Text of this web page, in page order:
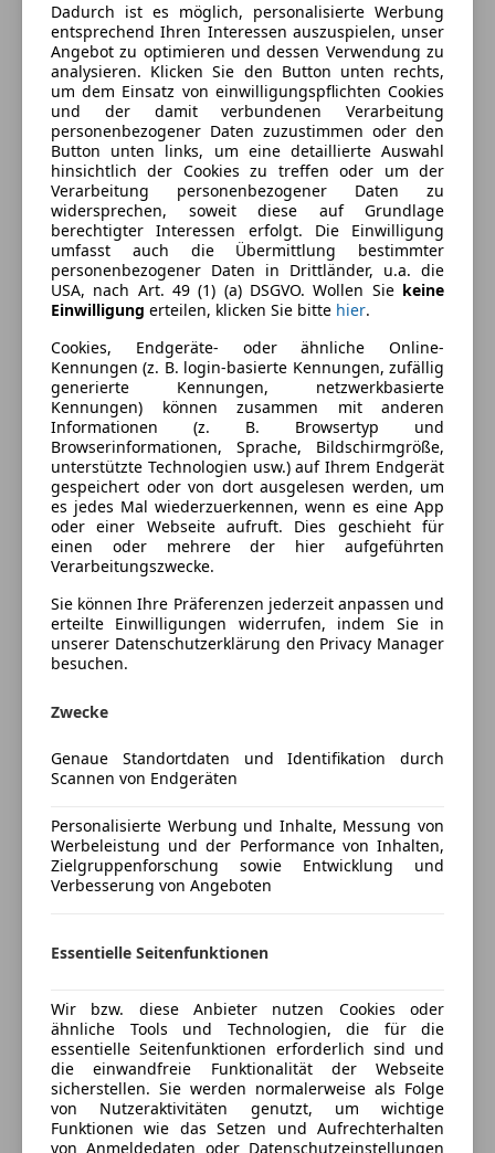
Kraftstoff Benzin
Ausstattung
Komfort
2-Zonen-Klimaautomatik
Beheizbares Lenkrad
Einparkhilfe
Einparkhilfe Sensoren hinten
Einparkhilfe Sensoren vorne
Elektrische Sitze
Lederausstattung
Multifunktionslenkrad
Sitzheizung
Tempomat
Unterhaltung/Media
Apple CarPlay
Bluetooth
Radio
Sicherheit
Alarmanlage
Bi-Xenon Scheinwerfer
Extras
Alufelgen (20")
Sportfahrwerk
Sportpaket
Sportsitze
Mehr anzeigen
Farbe und Innenausstattung
Außenfarbe
Schwarz
Lackierung
Metallic
Farbe der
Innenausstattung
Sonstige
Innenausstattung Vollleder
Fahrzeugbeschreibung
Porsche 718 Boxster PDK | Approved 2027 | 29tkm |
Top Zustand | Sportwagen pur
Preis: 69.718 € VB
Kein Notverkauf.
Andere sind Emotion.
Dieser Porsche 718 Boxster verbindet sportliche
Performance mit zeitloser Eleganz und steht für das,
was Porsche seit Jahrzehnten auszeichnet: präzise
Fahrdynamik, hochwertiges Design und echtes
mit dem perfekt abgestimmten PDK-Getriebe sorgt
für unmittelbare Beschleunigung und maximale
Fahrfreude. Dank Sportmodus und
Sportauspuffanlage wird das Fahrerlebnis nochmals
intensiver – direkter, dynamischer und emotionaler.
Preisbewertung
Kfz-Versicherung
Versicherungsschutz an Ihre Bedürfnisse
anpassen
Dadurch ist es möglich, personalisierte Werbung
entsprechend Ihren Interessen auszuspielen, unser
Angebot zu optimieren und dessen Verwendung zu
analysieren. Klicken Sie den Button unten rechts,
um dem Einsatz von einwilligungspflichten Cookies
und der damit verbundenen Verarbeitung
personenbezogener Daten zuzustimmen oder den
Button unten links, um eine detaillierte Auswahl
hinsichtlich der Cookies zu treffen oder um der
Verarbeitung personenbezogener Daten zu
widersprechen, soweit diese auf Grundlage
berechtigter Interessen erfolgt. Die Einwilligung
umfasst auch die Übermittlung bestimmter
personenbezogener Daten in Drittländer, u.a. die
USA, nach Art. 49 (1) (a) DSGVO. Wollen Sie keine
Einwilligung erteilen, klicken Sie bitte hier.
Cookies, Endgeräte- oder ähnliche Online-
Kennungen (z. B. login-basierte Kennungen, zufällig
generierte Kennungen, netzwerkbasierte
Kennungen) können zusammen mit anderen
Informationen (z. B. Browsertyp und
Browserinformationen, Sprache, Bildschirmgröße,
unterstützte Technologien usw.) auf Ihrem Endgerät
gespeichert oder von dort ausgelesen werden, um
es jedes Mal wiederzuerkennen, wenn es eine App
oder einer Webseite aufruft. Dies geschieht für
einen oder mehrere der hier aufgeführten
Verarbeitungszwecke.
Sie können Ihre Präferenzen jederzeit anpassen und
erteilte Einwilligungen widerrufen, indem Sie in
unserer Datenschutzerklärung den Privacy Manager
besuchen.
Zwecke
Genaue Standortdaten und Identifikation durch
Scannen von Endgeräten
Personalisierte Werbung und Inhalte, Messung von
Werbeleistung und der Performance von Inhalten,
Zielgruppenforschung sowie Entwicklung und
Verbesserung von Angeboten
Essentielle Seitenfunktionen
Wir bzw. diese Anbieter nutzen Cookies oder
ähnliche Tools und Technologien, die für die
essentielle Seitenfunktionen erforderlich sind und
die einwandfreie Funktionalität der Webseite
sicherstellen. Sie werden normalerweise als Folge
von Nutzeraktivitäten genutzt, um wichtige
Funktionen wie das Setzen und Aufrechterhalten
von Anmeldedaten oder Datenschutzeinstellungen